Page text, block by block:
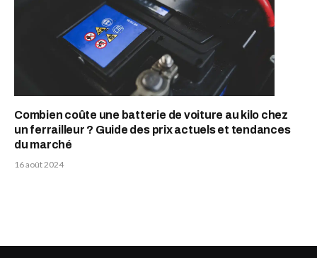
Combien coûte une batterie de voiture au kilo chez
un ferrailleur ? Guide des prix actuels et tendances
du marché
16 août 2024